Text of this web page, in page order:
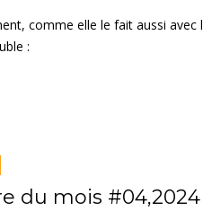
comme elle le fait aussi
:
du mois #04,2024